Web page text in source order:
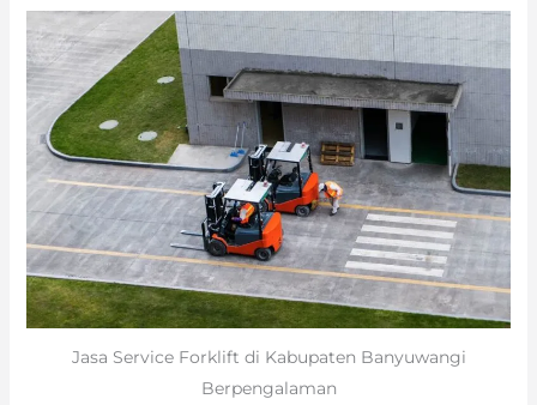
Jasa Service Forklift di Kabupaten Banyuwangi
Berpengalaman